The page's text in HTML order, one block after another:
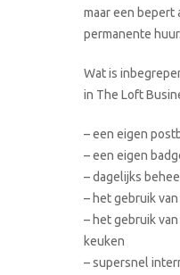
maar een bepert
permanente huur.
Wat is
in The Loft
– een eigen
– een eigen
– dagelijks
– het gebruik
– het gebruik
keuken
– supersnel